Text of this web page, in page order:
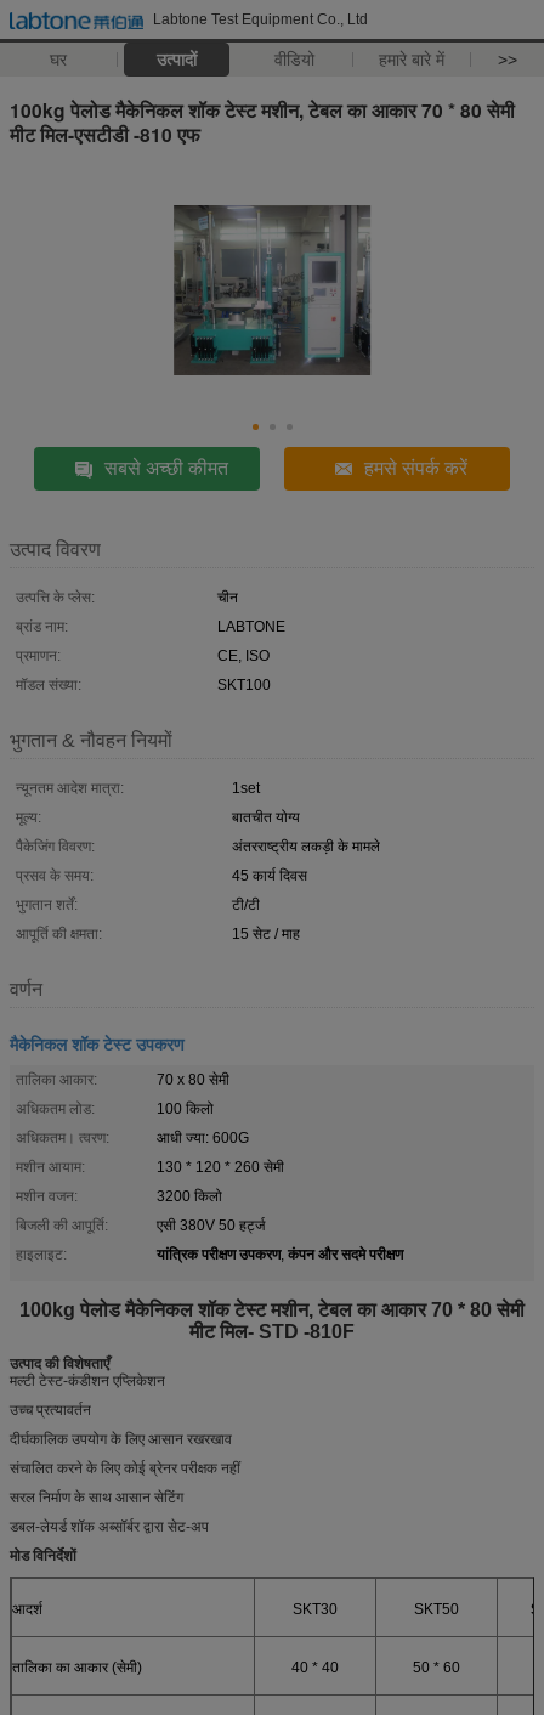
Labtone Test Equipment Co., Ltd
घर उत्पादों वीडियो हमारे बारे में >>
100kg पेलोड मैकेनिकल शॉक टेस्ट मशीन, टेबल का आकार 70 * 80 सेमी
मीट मिल-एसटीडी -810 एफ
सबसे अच्छी कीमत हमसे संपर्क करें
उत्पाद विवरण
उत्पत्ति के प्लेस:
चीन
ब्रांड नाम:
LABTONE
प्रमाणन:
CE, ISO
मॉडल संख्या:
SKT100
भुगतान & नौवहन नियमों
न्यूनतम आदेश मात्रा:
1set
मूल्य:
बातचीत योग्य
पैकेजिंग विवरण:
अंतरराष्ट्रीय लकड़ी के मामले
प्रसव के समय:
45 कार्य दिवस
भुगतान शर्तें:
टी/टी
आपूर्ति की क्षमता:
15 सेट / माह
वर्णन
मैकेनिकल शॉक टेस्ट उपकरण
तालिका आकार:
70 x 80 सेमी
अधिकतम लोड:
100 किलो
अधिकतम। त्वरण:
आधी ज्या: 600G
मशीन आयाम:
130 * 120 * 260 सेमी
मशीन वजन:
3200 किलो
बिजली की आपूर्ति:
एसी 380V 50 हर्ट्ज
हाइलाइट:
यांत्रिक परीक्षण उपकरण, कंपन और सदमे परीक्षण
100kg पेलोड मैकेनिकल शॉक टेस्ट मशीन, टेबल का आकार 70 * 80 सेमी
मीट मिल- STD -810F
उत्पाद की विशेषताएँ
मल्टी टेस्ट-कंडीशन एप्लिकेशन
उच्च प्रत्यावर्तन
दीर्घकालिक उपयोग के लिए आसान रखरखाव
संचालित करने के लिए कोई ब्रेनर परीक्षक नहीं
सरल निर्माण के साथ आसान सेटिंग
डबल-लेयर्ड शॉक अब्सॉर्बर द्वारा सेट-अप
मोड विनिर्देशों
आदर्श SKT30 SKT50
तालिका का आकार (सेमी) 40 * 40 50 * 60